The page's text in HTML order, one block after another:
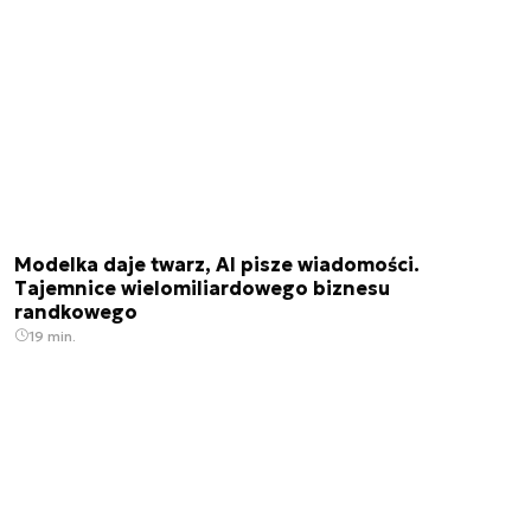
Modelka daje twarz, AI pisze wiadomości.
Tajemnice wielomiliardowego biznesu
randkowego
19 min.